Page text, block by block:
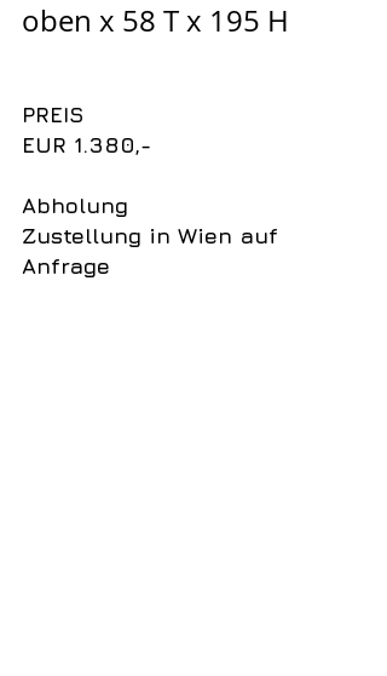
oben x 58 T x 195 H
PREIS
EUR 1.380,-
Abholung
Zustellung in Wien auf
Anfrage